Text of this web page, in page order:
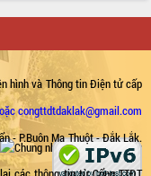
hình và Thông tin Điện tử cấp
- P.Buôn Ma Thuột - Đắk Lắk.
congttdtdaklak@gmail.com